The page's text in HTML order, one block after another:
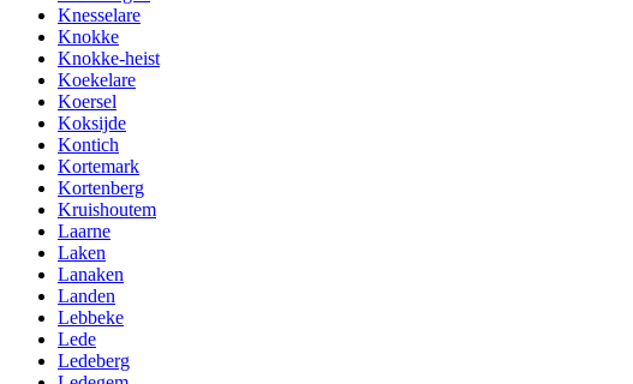
Knesselare
Knokke
Knokke-heist
Koekelare
Koersel
Koksijde
Kontich
Kortemark
Kortenberg
Kruishoutem
Laarne
Laken
Lanaken
Landen
Lebbeke
Lede
Ledeberg